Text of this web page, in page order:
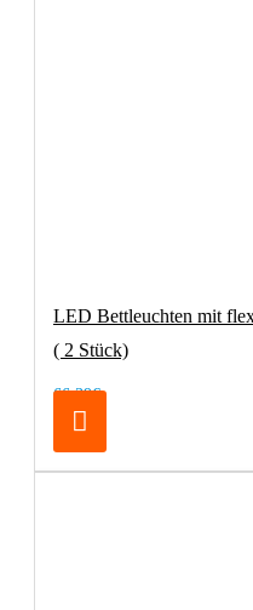
LED Bettleuchten mit
( 2 Stück)
66,39€